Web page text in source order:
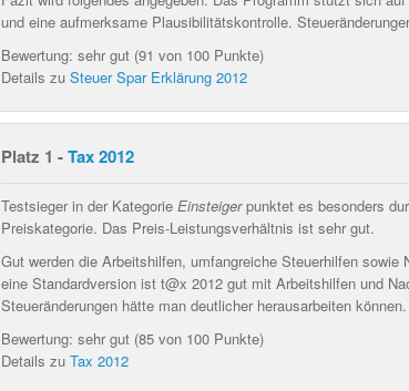
und eine aufmerksame Plausibilitätskontrolle.
Bewertung: sehr gut (91 von 100 Punkte)
Details zu Steuer Spar Erklärung 2012
Platz 1 -Tax 2012
Testsieger in der Kategorie Einsteigerpunktet es besonders
Preiskategorie. Das Preis-Leistungsverhältnis ist sehr gut.
Gut werden die Arbeitshilfen, umfangreiche Steuerhilfen sowie
eine Standardversion ist t@x 2012 gut mit Arbeitshilfen und
Steueränderungen hätte man deutlicher herausarbeiten können.
Bewertung: sehr gut (85 von 100 Punkte)
Details zu Tax 2012